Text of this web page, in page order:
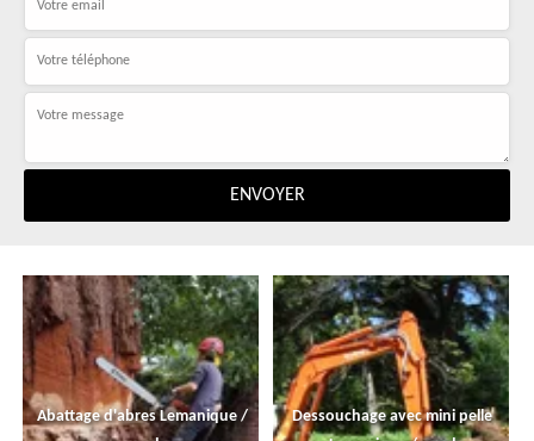
Abattage d'abres Lemanique /
Dessouchage avec mini pelle